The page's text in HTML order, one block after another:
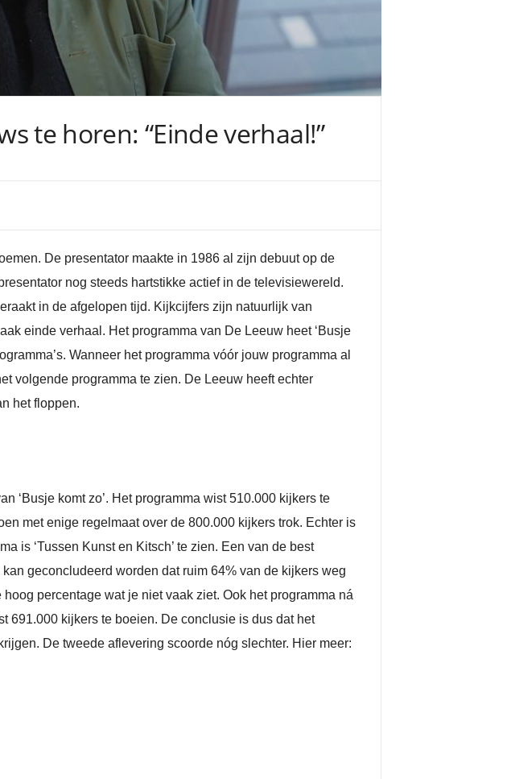
te horen: “Einde verhaal!”
De presentator maakte in 1986 al zijn debuut op de
nog steeds hartstikke actief in de televisiewereld.
in de afgelopen tijd. Kijkcijfers zijn natuurlijk van
einde verhaal. Het programma van De Leeuw heet ‘Busje
Wanneer het programma vóór jouw programma al
volgende programma te zien. De Leeuw heeft echter
het floppen.
‘Busje komt zo’. Het programma wist 510.000 kijkers te
met enige regelmaat over de 800.000 kijkers trok. Echter is
is ‘Tussen Kunst en Kitsch’ te zien. Een van de best
geconcludeerd worden dat ruim 64% van de kijkers weg
percentage wat je niet vaak ziet. Ook het programma ná
691.000 kijkers te boeien. De conclusie is dus dat het
De tweede aflevering scoorde nóg slechter. Hier meer: